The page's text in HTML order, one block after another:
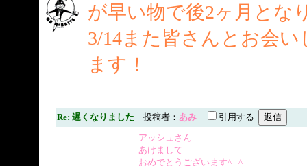
が早い物で後2ヶ月とな
3/14また皆さんとお会
ます！
Re: 遅くなりました 投稿者： あみ
引用する
アッシュさん
あけまして
おめでとうございます^ - ^